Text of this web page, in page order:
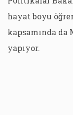
hayat boyu
kapsamında
yapıyor.